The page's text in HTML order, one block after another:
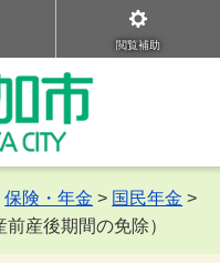
閲覧補助
保険・年金 > 国民年金 >
産後期間の免除）